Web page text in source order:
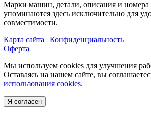
Марки машин, детали, описания и номера
упоминаются здесь исключительно для
совместимости.
Карта сайта | Конфиденциальность
Оферта
Мы используем cookies для улучшения
Оставаясь на нашем сайте, вы
использования cookies.
Я согласен